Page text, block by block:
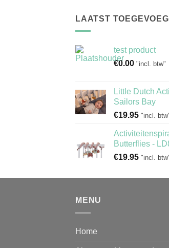
LAATST
test product
€0.00 "incl. btw"
Little Dutch
Sailors Bay
€19.95 "incl.
Butterflies -
€19.95 "incl.
MENU
Home